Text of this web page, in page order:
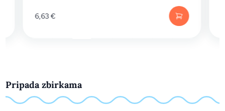
Pripada zbirkama